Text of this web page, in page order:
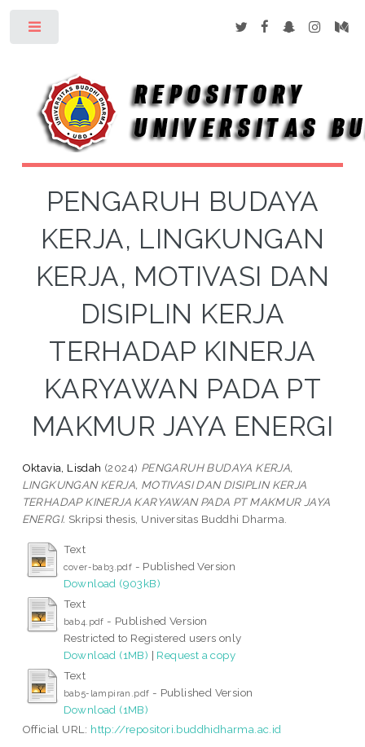
PENGARUH BUDAYA
KERJA, LINGKUNGAN
KERJA, MOTIVASI DAN
DISIPLIN KERJA
TERHADAP KINERJA
KARYAWAN PADA PT
MAKMUR JAYA ENERGI
Oktavia, Lisdah (2024) PENGARUH BUDAYA KERJA,
LINGKUNGAN KERJA, MOTIVASI DAN DISIPLIN KERJA
TERHADAP KINERJA KARYAWAN PADA PT MAKMUR JAYA
ENERGI. Skripsi thesis, Universitas Buddhi Dharma.
Text
cover-bab3.pdf - Published Version
Download (903kB)
Text
bab4.pdf - Published Version
Restricted to Registered users only
Download (1MB) | Request a copy
Text
bab5-lampiran.pdf - Published Version
Download (1MB)
Official URL: http://repositori.buddhidharma.ac.id